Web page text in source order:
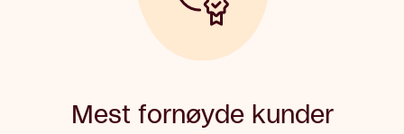
Mest fornøyde kunder